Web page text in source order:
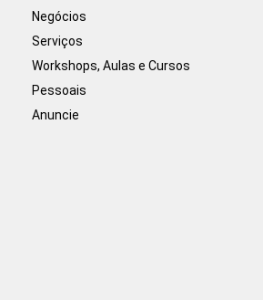
Negócios
Serviços
Workshops, Aulas e Cursos
Pessoais
Anuncie